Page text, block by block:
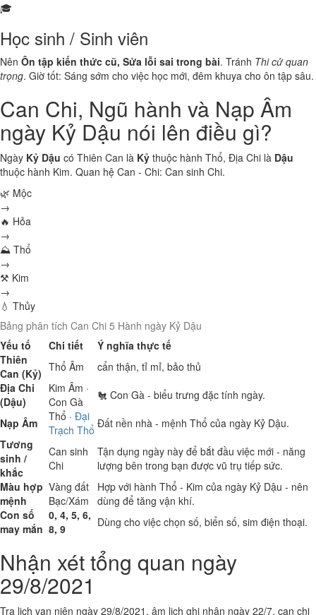
🎓
Học sinh / Sinh viên
Nên Ôn tập kiến thức cũ, Sửa lỗi sai trong bài. Tránh Thi cử quan
trọng. Giờ tốt: Sáng sớm cho việc học mới, đêm khuya cho ôn tập sâu.
Can Chi, Ngũ hành và Nạp Âm
ngày Kỷ Dậu nói lên điều gì?
Ngày Kỷ Dậu có Thiên Can là Kỷ thuộc hành Thổ, Địa Chi là Dậu
thuộc hành Kim. Quan hệ Can - Chi: Can sinh Chi.
🌿 Mộc
→
🔥 Hỏa
→
⛰ Thổ
→
⚒ Kim
→
💧 Thủy
Bảng phân tích Can Chi 5 Hành ngày Kỷ Dậu
Yếu tố
Chi tiết
Ý nghĩa thực tế
Thiên
Can (Kỷ) Thổ Âm
cẩn thận, tỉ mỉ, bảo thủ
Địa Chi
(Dậu)
Kim Âm ·
Con Gà
🐔 Con Gà - biểu trưng đặc tính ngày.
Nạp Âm
Thổ · Đại
Trạch Thổ Đất nền nhà - mệnh Thổ của ngày Kỷ Dậu.
Tương
sinh /
khắc
Can sinh
Chi
Tận dụng ngày này để bắt đầu việc mới - năng
lượng bên trong bạn được vũ trụ tiếp sức.
Màu hợp
mệnh
Vàng đất
Bạc/Xám
Hợp với hành Thổ - Kim của ngày Kỷ Dậu - nên
dùng để tăng vận khí.
Con số
may mắn
0, 4, 5, 6,
8, 9
Dùng cho việc chọn số, biển số, sim điện thoại.
Nhận xét tổng quan ngày
29/8/2021
Tra lịch vạn niên ngày 29/8/2021, âm lịch ghi nhận ngày 22/7, can chi